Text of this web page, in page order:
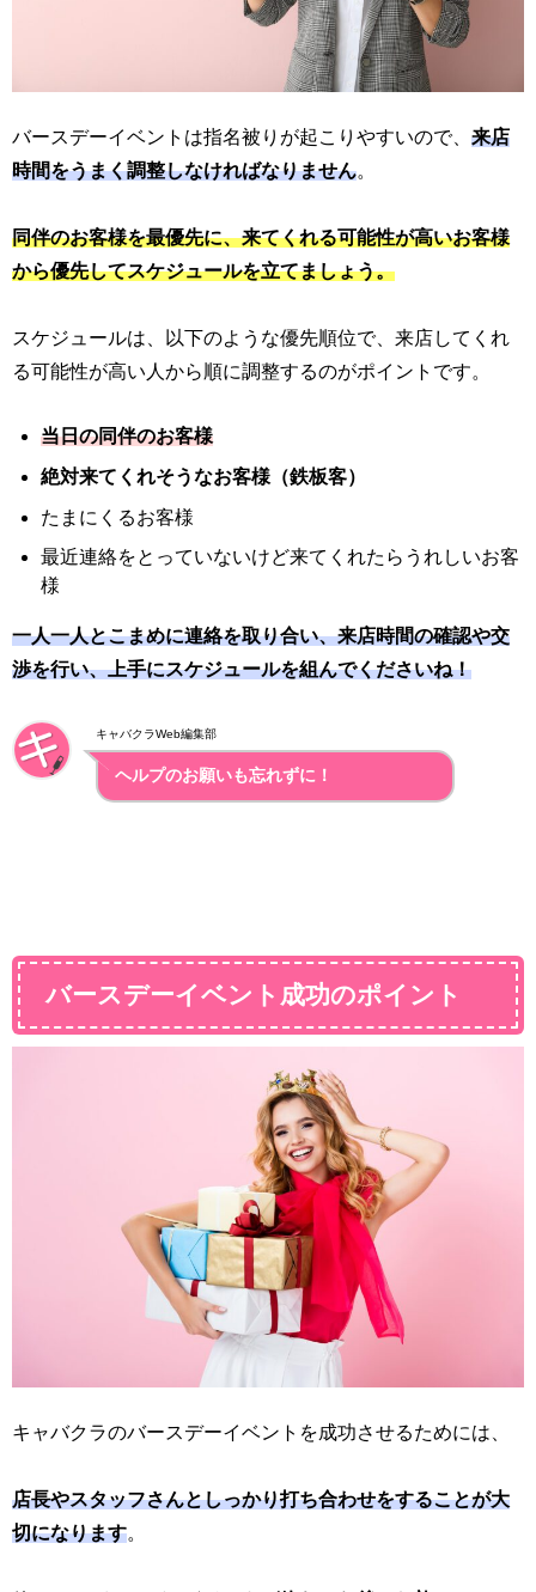
バースデーイベントは指名被りが起こりやすいので、 来店
時間をうまく調整しなければなりません。
同伴のお客様を最優先に、来てくれる可能性が高いお客様
から優先してスケジュールを立てましょう。
スケジュールは、以下のような優先順位で、来店してくれ
る可能性が高い人から順に調整するのがポイントです。
当日の同伴のお客様
絶対来てくれそうなお客様（鉄板客）
たまにくるお客様
最近連絡をとっていないけど来てくれたらうれしいお客
様
一人一人とこまめに連絡を取り合い、来店時間の確認や交
渉を行い、上手にスケジュールを組んでくださいね！
キャバクラWeb編集部
ヘルプのお願いも忘れずに！
バースデーイベント成功のポイント
キャバクラのバースデーイベントを成功させるためには、
店長やスタッフさんとしっかり打ち合わせをすることが大
切になります。